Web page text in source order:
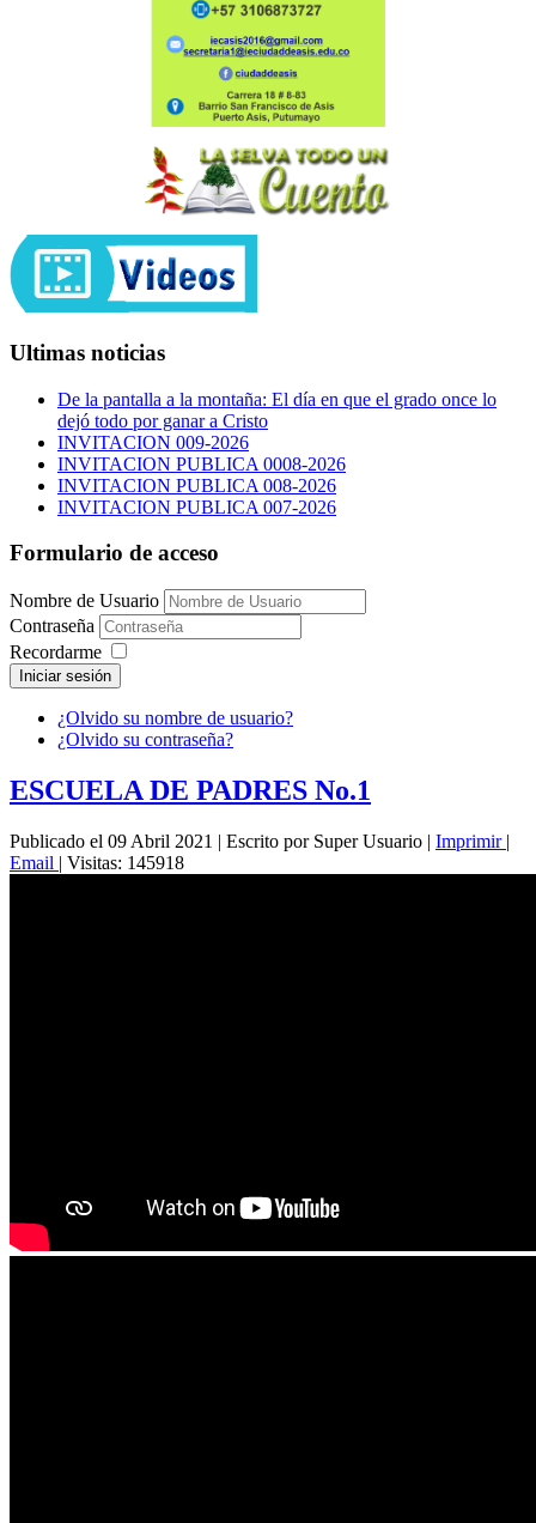
Ultimas noticias
De la pantalla a la montaña: El día en que el grado once lo
dejó todo por ganar a Cristo
INVITACION 009-2026
INVITACION PUBLICA 0008-2026
INVITACION PUBLICA 008-2026
INVITACION PUBLICA 007-2026
Formulario de acceso
Nombre de Usuario
Contraseña
Recordarme
Iniciar sesión
¿Olvido su nombre de usuario?
¿Olvido su contraseña?
ESCUELA DE PADRES No.1
Publicado el 09 Abril 2021 | Escrito por Super Usuario | Imprimir |
Email | Visitas: 145918